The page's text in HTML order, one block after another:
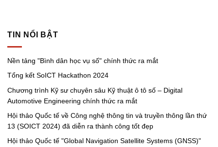
TIN NỔI BẬT
Nền tảng "Bình dân học vụ số" chính thức ra mắt
Tổng kết SoICT Hackathon 2024
Chương trình Kỹ sư chuyên sâu Kỹ thuật ô tô số – Digital
Automotive Engineering chính thức ra mắt
Hội thảo Quốc tế về Công nghệ thông tin và truyền thông lần thứ
13 (SOICT 2024) đã diễn ra thành công tốt đẹp
Hội thảo Quốc tế "Global Navigation Satellite Systems (GNSS)"